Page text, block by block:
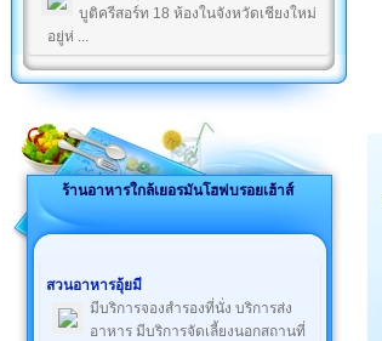
บูติครีสอร์ท 18 ห้องในจังหวัดเชียงใหม่
อยู่ห่ ...
ร้านอาหารใกล้เยอรมันโฮฟบรอยเฮ้าส์
สวนอาหารอุ้ยมี
มีบริการจองสำรองที่นั่ง บริการส่ง
อาหาร มีบริการจัดเลี้ยงนอกสถานที่